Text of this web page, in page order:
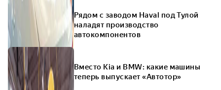
Рядом с заводом Haval под Тулой
наладят производство
автокомпонентов
Вместо Kia и BMW: какие машины
теперь выпускает «Автотор»